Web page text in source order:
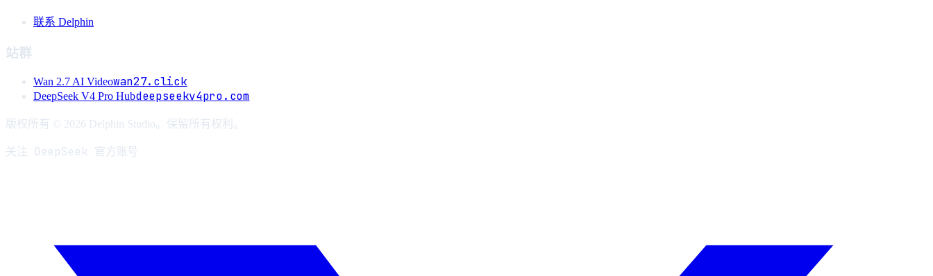
联系 Delphin
站群
Wan 2.7 AI Videowan27.click
DeepSeek V4 Pro Hubdeepseekv4pro.com
版权所有 © 2026 Delphin Studio。保留所有权利。
关注 DeepSeek 官方账号